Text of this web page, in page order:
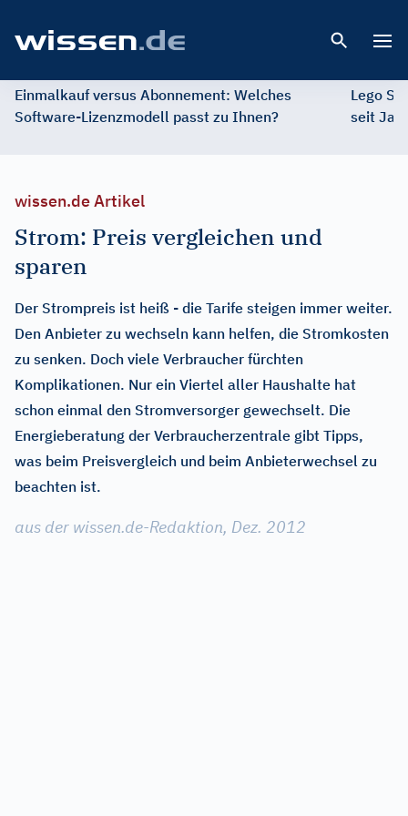
Einmalkauf versus Abonnement: Welches
Software-Lizenzmodell passt zu Ihnen?
Lego
seit
wissen.de Artikel
Strom: Preis vergleichen und
sparen
Der Strompreis ist heiß - die Tarife steigen immer weiter.
Den Anbieter zu wechseln kann helfen, die Stromkosten
zu senken. Doch viele Verbraucher fürchten
Komplikationen. Nur ein Viertel aller Haushalte hat
schon einmal den Stromversorger gewechselt. Die
Energieberatung der Verbraucherzentrale gibt Tipps,
was beim Preisvergleich und beim Anbieterwechsel zu
beachten ist.
aus der wissen.de-Redaktion, Dez. 2012